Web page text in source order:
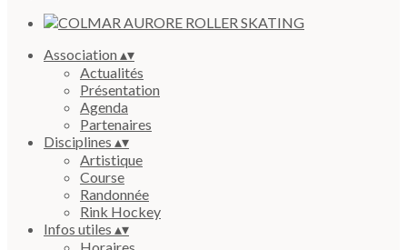
Association▴▾
Actualités
Présentation
Agenda
Partenaires
Disciplines ▴▾
Artistique
Course
Randonnée
Rink Hockey
Infos utiles ▴▾